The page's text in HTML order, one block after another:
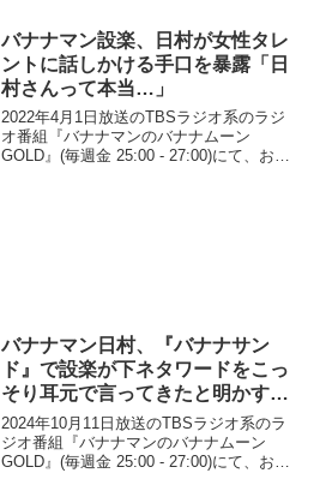
バナナマン設楽、日村が女性タレ
ントに話しかける手口を暴露「日
村さんって本当…」
2022年4月1日放送のTBSラジオ系のラジ
オ番組『バナナマンのバナナムーン
GOLD』(毎週金 25:00 - 27:00)にて、お笑
バナナマン日村、『バナナサン
ド』で設楽が下ネタワードをこっ
そり耳元で言ってきたと明かす
「ニヤニヤした顔で近寄ってき
て…」
2024年10月11日放送のTBSラジオ系のラ
ジオ番組『バナナマンのバナナムーン
GOLD』(毎週金 25:00 - 27:00)にて、お笑